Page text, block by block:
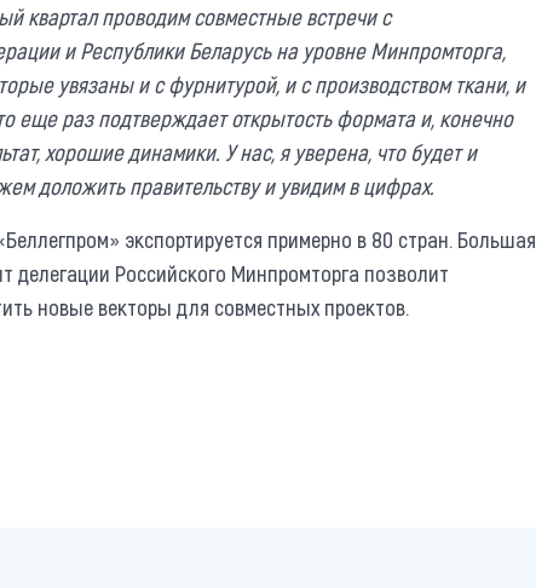
квартал проводим совместные встречи с
и Республики Беларусь на уровне Минпромторга,
увязаны и с фурнитурой, и с производством ткани, и
еще раз подтверждает открытость формата и, конечно
хорошие динамики. У нас, я уверена, что будет и
доложить правительству и увидим в цифрах.
экспортируется примерно в 80 стран. Большая
Российского Минпромторга позволит
новые векторы для совместных проектов.